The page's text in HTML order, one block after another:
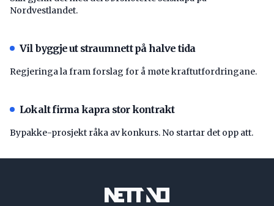
Nordvestlandet.
Vil byggje ut straumnett på halve tida
Regjeringa la fram forslag for å møte kraftutfordringane.
Lokalt firma kapra stor kontrakt
Bypakke-prosjekt råka av konkurs. No startar det opp att.